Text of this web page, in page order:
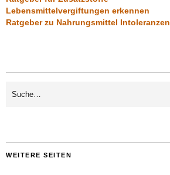
Lebensmittelvergiftungen erkennen
Ratgeber zu Nahrungsmittel Intoleranzen
WEITERE SEITEN